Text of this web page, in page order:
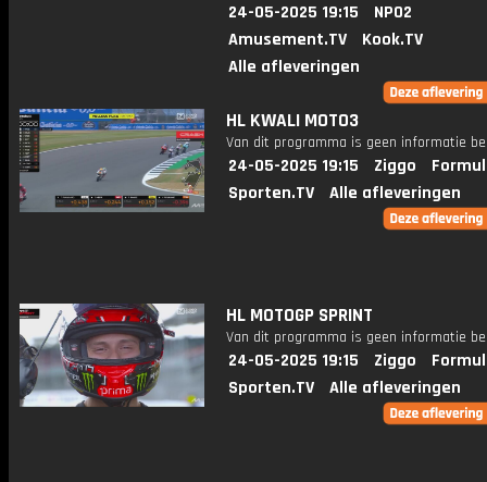
24-05-2025 19:15
NPO2
Amusement.TV
Kook.TV
Alle afleveringen
HL KWALI MOTO3
Van dit programma is geen informatie
24-05-2025 19:15 Ziggo
Sporten.TV
Alle afleveringen
HL MOTOGP SPRINT
Van dit programma is geen informatie
24-05-2025 19:15 Ziggo
Sporten.TV
Alle afleveringen